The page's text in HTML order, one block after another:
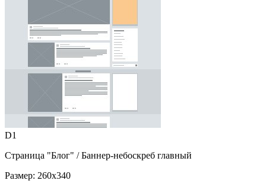
D1
Страница "Блог" / Баннер-небоскреб главный
Размер: 260x340